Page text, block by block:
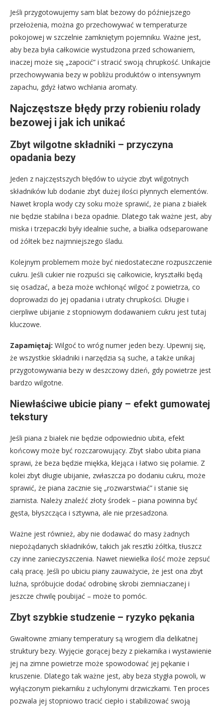
Jeśli przygotowujemy sam blat bezowy do późniejszego
przełożenia, można go przechowywać w temperaturze
pokojowej w szczelnie zamkniętym pojemniku. Ważne jest,
aby beza była całkowicie wystudzona przed schowaniem,
inaczej może się „zapocić” i stracić swoją chrupkość. Unikajcie
przechowywania bezy w pobliżu produktów o intensywnym
zapachu, gdyż łatwo wchłania aromaty.
Najczęstsze błędy przy robieniu rolady
bezowej i jak ich unikać
Zbyt wilgotne składniki – przyczyna
opadania bezy
Jeden z najczęstszych błędów to użycie zbyt wilgotnych
składników lub dodanie zbyt dużej ilości płynnych elementów.
Nawet kropla wody czy soku może sprawić, że piana z białek
nie będzie stabilna i beza opadnie. Dlatego tak ważne jest, aby
miska i trzepaczki były idealnie suche, a białka odseparowane
od żółtek bez najmniejszego śladu.
Kolejnym problemem może być niedostateczne rozpuszczenie
cukru. Jeśli cukier nie rozpuści się całkowicie, kryształki będą
się osadzać, a beza może wchłonąć wilgoć z powietrza, co
doprowadzi do jej opadania i utraty chrupkości. Długie i
cierpliwe ubijanie z stopniowym dodawaniem cukru jest tutaj
kluczowe.
Zapamiętaj: Wilgoć to wróg numer jeden bezy. Upewnij się,
że wszystkie składniki i narzędzia są suche, a także unikaj
przygotowywania bezy w deszczowy dzień, gdy powietrze jest
bardzo wilgotne.
Niewłaściwe ubicie piany – efekt gumowatej
tekstury
Jeśli piana z białek nie będzie odpowiednio ubita, efekt
końcowy może być rozczarowujący. Zbyt słabo ubita piana
sprawi, że beza będzie miękka, klejąca i łatwo się połamie. Z
kolei zbyt długie ubijanie, zwłaszcza po dodaniu cukru, może
sprawić, że piana zacznie się „rozwarstwiać” i stanie się
ziarnista. Należy znaleźć złoty środek – piana powinna być
gęsta, błyszcząca i sztywna, ale nie przesadzona.
Ważne jest również, aby nie dodawać do masy żadnych
niepożądanych składników, takich jak resztki żółtka, tłuszcz
czy inne zanieczyszczenia. Nawet niewielka ilość może zepsuć
całą pracę. Jeśli po ubiciu piany zauważycie, że jest ona zbyt
luźna, spróbujcie dodać odrobinę skrobi ziemniaczanej i
jeszcze chwilę poubijać – może to pomóc.
Zbyt szybkie studzenie – ryzyko pękania
Gwałtowne zmiany temperatury są wrogiem dla delikatnej
struktury bezy. Wyjęcie gorącej bezy z piekarnika i wystawienie
jej na zimne powietrze może spowodować jej pękanie i
kruszenie. Dlatego tak ważne jest, aby beza stygła powoli, w
wyłączonym piekarniku z uchylonymi drzwiczkami. Ten proces
pozwala jej stopniowo tracić ciepło i stabilizować swoją